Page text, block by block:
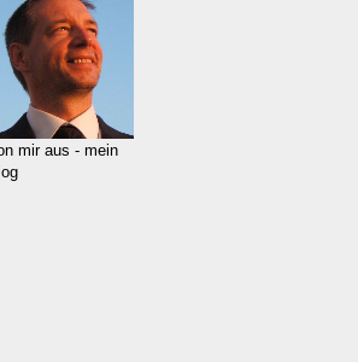
mir aus - mein